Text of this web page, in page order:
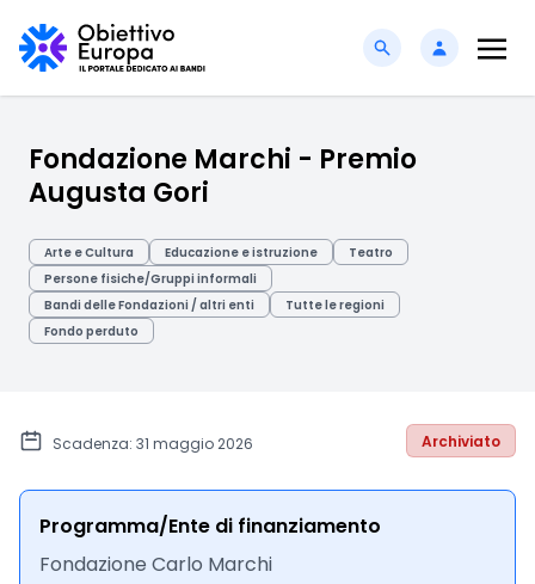
Fondazione Marchi - Premio
Augusta Gori
Arte e Cultura Educazione e istruzione
Teatro
Persone fisiche/Gruppi informali
Bandi delle Fondazioni / altri enti
Tutte le regioni
Fondo perduto
Scadenza: 31 maggio 2026 Archiviato
Programma/Ente di finanziamento
Fondazione Carlo Marchi